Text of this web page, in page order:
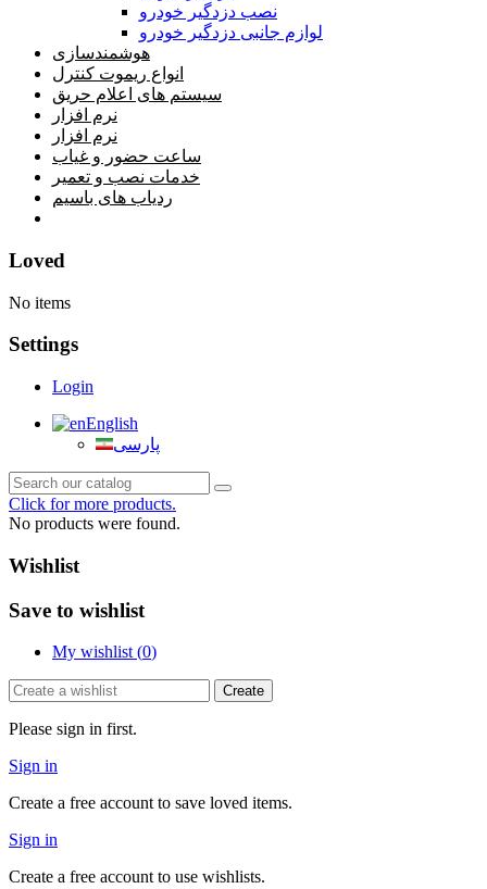
نصب دزدگیر خودرو
لوازم جانبی دزدگیر خودرو
هوشمندسازی
انواع ریموت کنترل
سیستم های اعلام حریق
نرم افزار
نرم افزار
ساعت حضور و غیاب
خدمات نصب و تعمیر
ردیاب های باسیم
Loved
No items
Settings
Login
English
پارسی
Click for more products.
No products were found.
Wishlist
Save to wishlist
My wishlist (0)
Create
Please sign in first.
Sign in
Create a free account to save loved items.
Sign in
Create a free account to use wishlists.